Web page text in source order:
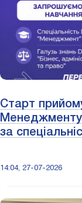
Старт
Менеджменту
за
14:04, 27-07-2026